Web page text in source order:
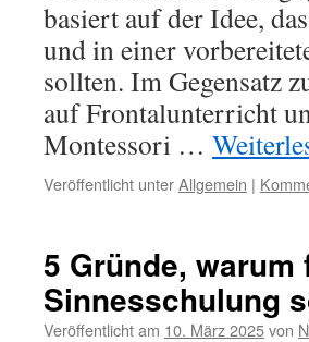
basiert auf der Idee,
und in einer
sollten. Im Gegensatz
auf Frontalunterricht
Montessori …
Veröffentlicht unterAllgemein |
5 Gründe,
Sinnesschulung
Veröffentlicht am 10. März 2025von